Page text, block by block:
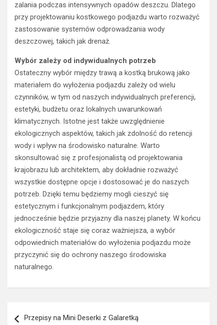
zalania podczas intensywnych opadów deszczu. Dlatego
przy projektowaniu kostkowego podjazdu warto rozważyć
zastosowanie systemów odprowadzania wody
deszczowej, takich jak drenaż.
Wybór zależy od indywidualnych potrzeb
Ostateczny wybór między trawą a kostką brukową jako
materiałem do wyłożenia podjazdu zależy od wielu
czynników, w tym od naszych indywidualnych preferencji,
estetyki, budżetu oraz lokalnych uwarunkowań
klimatycznych. Istotne jest także uwzględnienie
ekologicznych aspektów, takich jak zdolność do retencji
wody i wpływ na środowisko naturalne. Warto
skonsultować się z profesjonalistą od projektowania
krajobrazu lub architektem, aby dokładnie rozważyć
wszystkie dostępne opcje i dostosować je do naszych
potrzeb. Dzięki temu będziemy mogli cieszyć się
estetycznym i funkcjonalnym podjazdem, który
jednocześnie będzie przyjazny dla naszej planety. W końcu
ekologiczność staje się coraz ważniejsza, a wybór
odpowiednich materiałów do wyłożenia podjazdu może
przyczynić się do ochrony naszego środowiska
naturalnego.
Przepisy na Mini Deserki z Galaretką